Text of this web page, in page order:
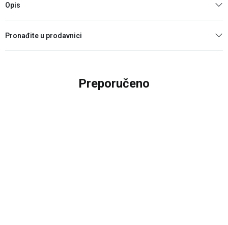
Opis
Pronađite u prodavnici
Preporučeno